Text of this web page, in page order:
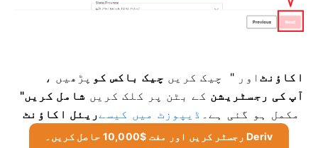
پڑھیں ، چیک باکس کو چیک کریں اور "اکاؤنٹ
شامل کریں" کے بٹن پر کلک کریں آپ کی رجسٹریشن
ریئل اکاؤنٹڈیپوزٹ میں کیسے مکمل ہو گئی ہے۔
Deriv رجسٹر کریں اور مفت $10,000 حاصل کریں۔